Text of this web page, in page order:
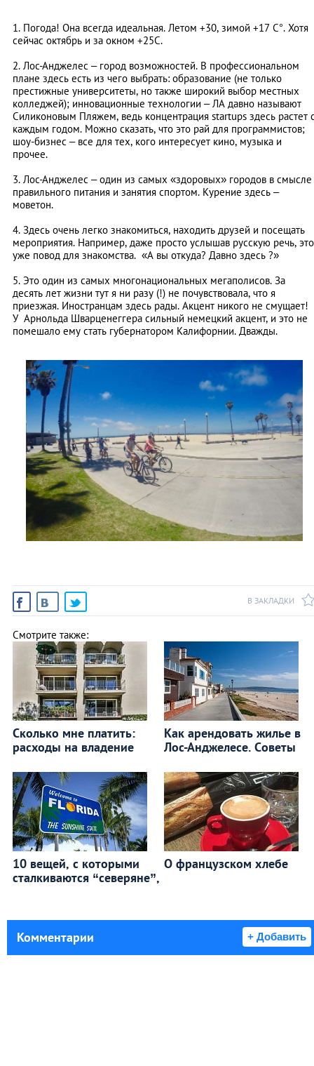
1. Погода! Она всегда идеальная. Летом +30, зимой +17 С°. Хотя
сейчас октябрь и за окном +25С.
2. Лос-Анджелес – город возможностей. В профессиональном
плане здесь есть из чего выбрать: образование (не только
престижные университеты, но также широкий выбор местных
колледжей); инновационные технологии – ЛА давно называют
Силиконовым Пляжем, ведь концентрация startups здесь растет
каждым годом. Можно сказать, что это рай для программистов;
шоу-бизнес – все для тех, кого интересует кино, музыка и
прочее.
3. Лос-Анджелес – один из самых «здоровых» городов в смысле
правильного питания и занятия спортом. Курение здесь –
моветон.
4. Здесь очень легко знакомиться, находить друзей и посещать
мероприятия. Например, даже просто услышав русскую речь, это
уже повод для знакомства. «А вы откуда? Давно здесь ?»
5. Это один из самых многонациональных мегаполисов. За
десять лет жизни тут я ни разу (!) не почувствовала, что я
приезжая. Иностранцам здесь рады. Акцент никого не смущает!
У Арнольда Шварценеггера сильный немецкий акцент, и это не
помешало ему стать губернатором Калифорнии. Дважды.
В ЗАКЛАДКИ
Смотрите также:
Сколько мне платить:
расходы на владение
Как арендовать жилье в
Лос-Анджелесе. Cоветы
10 вещей, с которыми
сталкиваются “северяне”,
О французском хлебе
Комментарии + Добавить